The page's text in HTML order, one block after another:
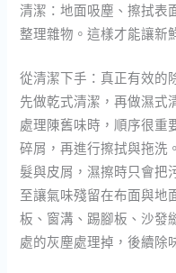
清潔：地面吸塵、擦拭表
整理雜物。這樣才能讓新
從清潔下手：真正有效的
先做乾式清潔，再做濕式
處理陳舊味時，順序很重
碎屑，再進行擦拭與拖洗
髮與皮屑，濕擦時只會把
至讓氣味殘留在布面與地
板、窗溝、踢腳板、沙發
處的灰塵處理掉，後續除